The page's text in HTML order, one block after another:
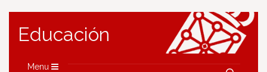
Educación
Menu